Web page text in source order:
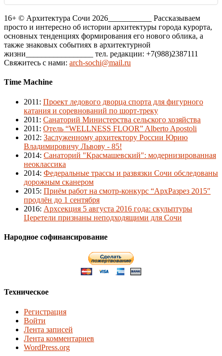
16+ © Архитектура Сочи 2026___________ Рассказываем
просто и интересно об истории архитектуры города курорта,
основных тенденциях формирования его нового облика, а
также знаковых событиях в архитектурной
жизни_________________ тел. редакции: +7(988)2387111
Свяжитесь с нами: arch-sochi@mail.ru
Time Machine
2011 : Проект ледового дворца спорта для фигурного
катания и соревнований по шорт-треку
2011 : Санаторий Министерства сельского хозяйства
2011 : Отель “WELLNESS FLOOR” Alberto Apostoli
2012: Заслуженному архитектору России Юрию
Владимировичу Львову - 85!
2014: Санаторий "Красмашевский": модернизированная
неоклассика
2014: Федеральные трассы и развязки Сочи обследованы
дорожным сканером
2015: Приём работ на смотр-конкурс “АрхРазрез 2015″
продлён до 1 сентября
2016: Архсекция 5 августа 2016 года: скульптуры
Церетели признаны неподходящими для Сочи
Народное софинансирование
Техническое
Регистрация
Войти
Лента записей
Лента комментариев
WordPress.org